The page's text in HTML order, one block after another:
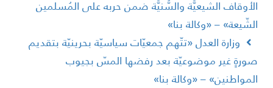
الشيعيَّة والسُّنيَّة ضمن حربه على المُسلمين
– «وكالة بنا»
وزارة العدل «تتّهم جمعيّات سياسيّة بحرينيّة بتقديم
غير موضوعيّة بعد رفضها المسّ بجيوب
– «وكالة بنا»